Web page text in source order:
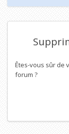
Êtes-vous sûr de
forum ?